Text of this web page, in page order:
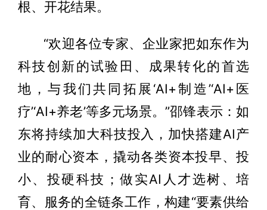
根、开花结果。
“欢迎各位专家、企业家把如东作为
科技创新的试验田、成果转化的首选
地，与我们共同拓展‘AI+制造’‘AI+医
疗’‘AI+养老’等多元场景。”邵锋表示：如
东将持续加大科技投入，加快搭建AI产
业的耐心资本，撬动各类资本投早、投
小、投硬科技；做实AI人才选树、培
育、服务的全链条工作，构建“要素供给